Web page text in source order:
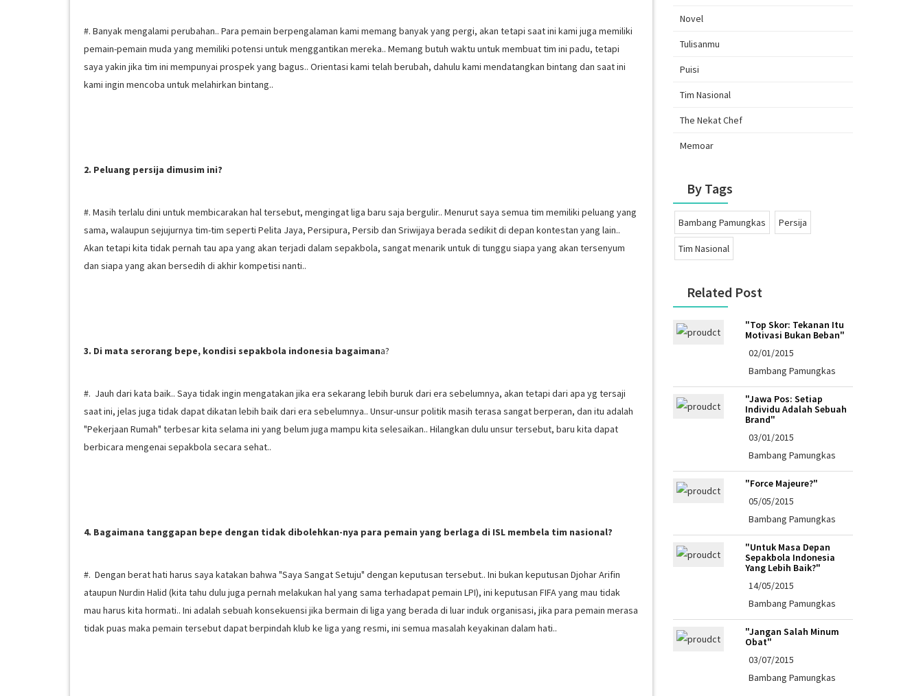
#. Banyak mengalami perubahan.. Para pemain berpengalaman kami memang banyak yang pergi, akan tetapi saat ini kami juga memiliki
pemain-pemain muda yang memiliki potensi untuk menggantikan mereka.. Memang butuh waktu untuk membuat tim ini padu, tetapi
saya yakin jika tim ini mempunyai prospek yang bagus.. Orientasi kami telah berubah, dahulu kami mendatangkan bintang dan saat ini
kami ingin mencoba untuk melahirkan bintang..
2. Peluang persija dimusim ini?
#. Masih terlalu dini untuk membicarakan hal tersebut, mengingat liga baru saja bergulir.. Menurut saya semua tim memiliki peluang yang
sama, walaupun sejujurnya tim-tim seperti Pelita Jaya, Persipura, Persib dan Sriwijaya berada sedikit di depan kontestan yang lain..
Akan tetapi kita tidak pernah tau apa yang akan terjadi dalam sepakbola, sangat menarik untuk di tunggu siapa yang akan tersenyum
dan siapa yang akan bersedih di akhir kompetisi nanti..
3. Di mata serorang bepe, kondisi sepakbola indonesia bagaimana?
#. Jauh dari kata baik.. Saya tidak ingin mengatakan jika era sekarang lebih buruk dari era sebelumnya, akan tetapi dari apa yg tersaji
saat ini, jelas juga tidak dapat dikatan lebih baik dari era sebelumnya.. Unsur-unsur politik masih terasa sangat berperan, dan itu adalah
"Pekerjaan Rumah" terbesar kita selama ini yang belum juga mampu kita selesaikan.. Hilangkan dulu unsur tersebut, baru kita dapat
berbicara mengenai sepakbola secara sehat..
4. Bagaimana tanggapan bepe dengan tidak dibolehkan-nya para pemain yang berlaga di ISL membela tim nasional?
#. Dengan berat hati harus saya katakan bahwa "Saya Sangat Setuju" dengan keputusan tersebut.. Ini bukan keputusan Djohar Arifin
ataupun Nurdin Halid (kita tahu dulu juga pernah melakukan hal yang sama terhadapat pemain LPI), ini keputusan FIFA yang mau tidak
mau harus kita hormati.. Ini adalah sebuah konsekuensi jika bermain di liga yang berada di luar induk organisasi, jika para pemain merasa
tidak puas maka pemain tersebut dapat berpindah klub ke liga yang resmi, ini semua masalah keyakinan dalam hati..
Novel
Tulisanmu
Puisi
Tim Nasional
The Nekat Chef
Memoar
By Tags
Bambang Pamungkas Persija
Tim Nasional
Related Post
"Top Skor: Tekanan Itu
Motivasi Bukan Beban"
02/01/2015
Bambang Pamungkas
"Jawa Pos: Setiap
Individu Adalah Sebuah
Brand"
03/01/2015
Bambang Pamungkas
"Force Majeure?"
05/05/2015
Bambang Pamungkas
"Untuk Masa Depan
Sepakbola Indonesia
Yang Lebih Baik?"
14/05/2015
Bambang Pamungkas
"Jangan Salah Minum
Obat"
03/07/2015
Bambang Pamungkas